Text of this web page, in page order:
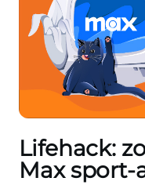
Lifehack:
Max